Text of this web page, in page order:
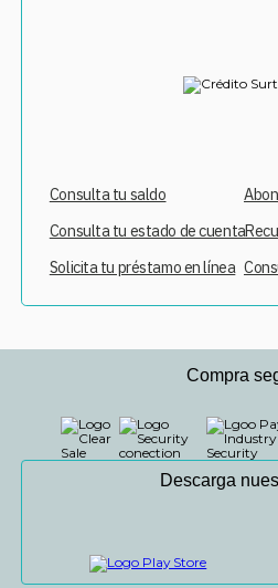
Consulta tu saldo
Consulta tu estado de cuenta
Solicita tu préstamo en línea
Compra
Descarga